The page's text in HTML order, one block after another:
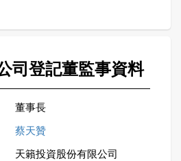
司登記董監事資料
董事長
蔡天贊
天籟投資股份有限公司